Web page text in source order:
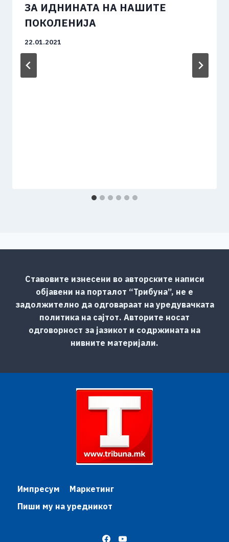
ЗА ИДНИНАТА НА НАШИТЕ
ПОКОЛЕНИЈА
22.01.2021
Ставовите изнесени во авторските написи
објавени на порталот “Трибуна”, не е
задолжително да одговараат на уредувачката
политика на сајтот. Авторите носат
одговорност за јазикот и содржината на
нивните материјали.
Импресум
Маркетинг
Пиши му на уредникот